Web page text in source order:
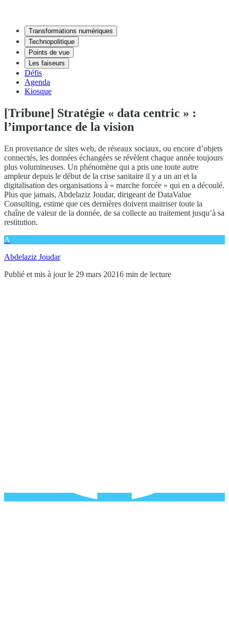
Transformations numériques
Technopolitique
Points de vue
Les faiseurs
Défis
Agenda
Kiosque
[Tribune] Stratégie « data centric » :
l’importance de la vision
En provenance de sites web, de réseaux sociaux, ou encore d’objets
connectés, les données échangées se révèlent chaque année toujours
plus volumineuses. Un phénomène qui a pris une toute autre
ampleur depuis le début de la crise sanitaire il y a un an et la
digitalisation des organisations à « marche forcée » qui en a découlé.
Plus que jamais, Abdelaziz Joudar, dirigeant de DataValue
Consulting, estime que ces dernières doivent maitriser toute la
chaîne de valeur de la donnée, de sa collecte au traitement jusqu’à sa
restitution.
A
Abdelaziz Joudar
Publié et mis à jour le 29 mars 20216 min de lecture